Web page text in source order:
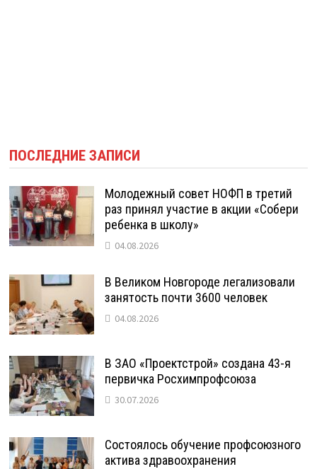
ПОСЛЕДНИЕ ЗАПИСИ
Молодежный совет НОФП в третий
раз принял участие в акции «Собери
ребенка в школу»
04.08.2026
В Великом Новгороде легализовали
занятость почти 3600 человек
04.08.2026
В ЗАО «Проектстрой» создана 43-я
первичка Росхимпрофсоюза
30.07.2026
Состоялось обучение профсоюзного
актива здравоохранения